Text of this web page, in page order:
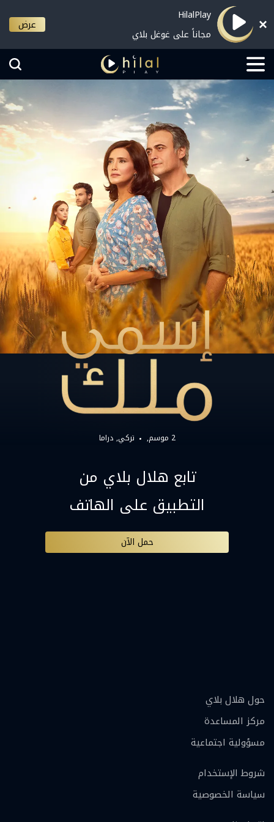
HilalPlay
مجاناً على غوغل بلاي
عرض
2 موسم, تركي دراما
تابع هلال بلاي من
التطبيق على الهاتف
حمل الآن
حول هلال بلاي
مركز المساعدة
مسؤولية اجتماعية
شروط الإستخدام
سياسة الخصوصية